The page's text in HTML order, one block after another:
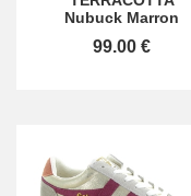
Nubuck Marron
99.00 €